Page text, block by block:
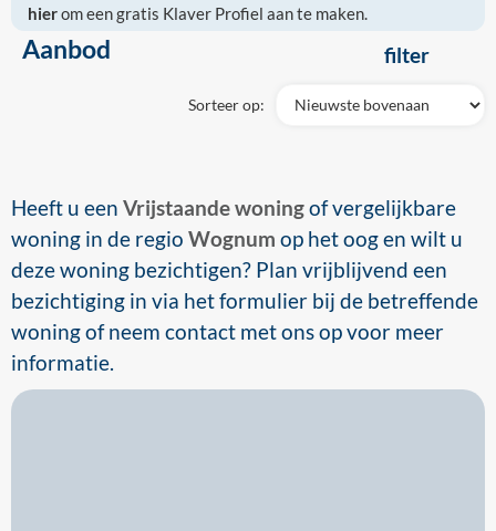
hierom een gratis Klaver Profiel aan te maken.
Aanbod filter
Sorteer op:
Heeft u een Vrijstaande woningof vergelijkbare
woning in de regio Wognum op het oog en wilt u
deze woning bezichtigen? Plan vrijblijvend een
bezichtiging in via het formulier bij de betreffende
woning of neem contact met ons op voor meer
informatie.